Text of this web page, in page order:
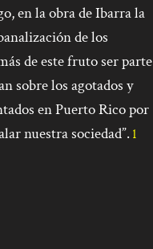
en la obra de Ibarra la
de los
de este fruto ser parte
sobre los agotados y
en Puerto Rico por
nuestra sociedad”. 1